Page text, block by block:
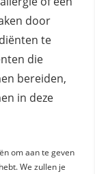
door
te
die
bereiden,
in deze
om aan te geven
We zullen je